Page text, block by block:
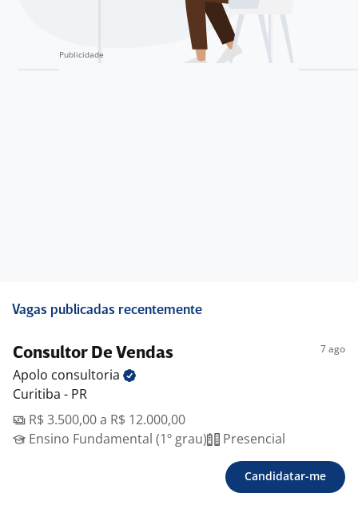
Vagas publicadas recentemente
Consultor De Vendas 7 ago
Apolo consultoria
Curitiba - PR
R$ 3.500,00 a R$ 12.000,00
Ensino Fundamental (1º grau)
Presencial
Candidatar-me